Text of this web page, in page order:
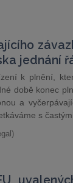
jednání
k plnění,
době konec
a
s